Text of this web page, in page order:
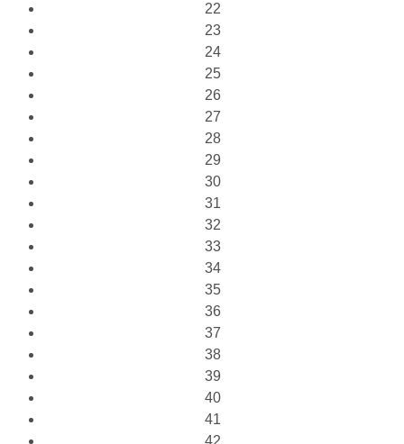
22
23
24
25
26
27
28
29
30
31
32
33
34
35
36
37
38
39
40
41